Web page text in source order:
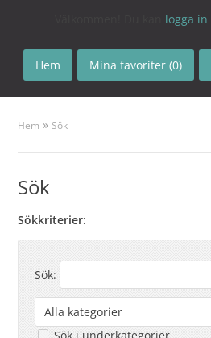
logga in
Hem Mina favoriter (0)
Hem » Sök
Sök
Sökkriterier:
Sök: